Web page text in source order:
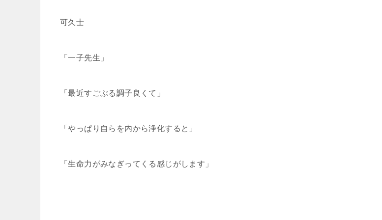
可久士
「一子先生」
「最近すごぶる調子良くて」
「やっぱり自らを内から浄化すると」
「生命力がみなぎってくる感じがします」